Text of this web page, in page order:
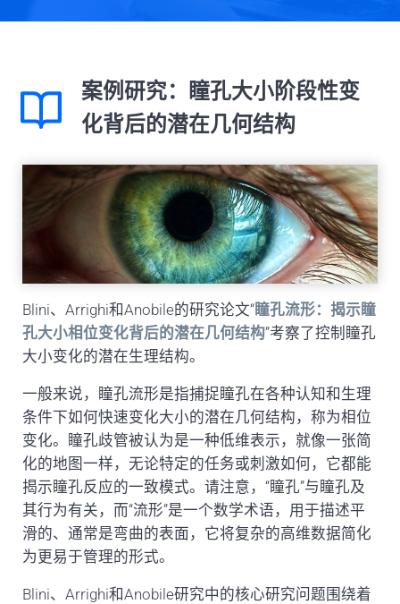
案例研究：瞳孔大小阶段性变
化背后的潜在几何结构
Blini、Arrighi和Anobile的研究论文“瞳孔流形：揭示瞳
孔大小相位变化背后的潜在几何结构”考察了控制瞳孔
大小变化的潜在生理结构。
一般来说，瞳孔流形是指捕捉瞳孔在各种认知和生理
条件下如何快速变化大小的潜在几何结构，称为相位
变化。瞳孔歧管被认为是一种低维表示，就像一张简
化的地图一样，无论特定的任务或刺激如何，它都能
揭示瞳孔反应的一致模式。请注意，“瞳孔”与瞳孔及
其行为有关，而“流形”是一个数学术语，用于描述平
滑的、通常是弯曲的表面，它将复杂的高维数据简化
为更易于管理的形式。
Blini、Arrighi和Anobile研究中的核心研究问题围绕着